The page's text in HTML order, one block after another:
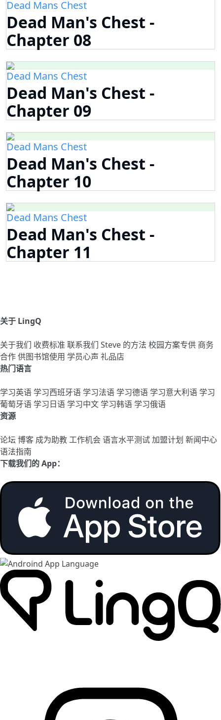
Dead Mans Chest
Dead Man's Chest -
Chapter 08
Dead Mans Chest
Dead Man's Chest -
Chapter 09
Dead Mans Chest
Dead Man's Chest -
Chapter 10
Dead Mans Chest
Dead Man's Chest -
Chapter 11
关于 LingQ
关于我们 收费标准 联系我们 Steve 的方法 校园方案专供 商务
合作供图书馆使用 学员心声 礼品店
热门语言
学习英语 学习西班牙语 学习法语 学习德语 学习意大利语 学习
葡萄牙语 学习日语 学习中文 学习韩语 学习俄语
资源
论坛 博客 成为助教工作机会语言水平测试加盟计划 新闻中心
语法指南
下载我们的 App：